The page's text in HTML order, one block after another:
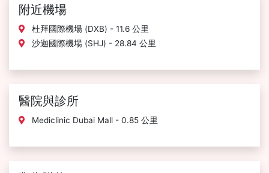
附近機場
杜拜國際機場 (DXB) - 11.6 公里
沙迦國際機場 (SHJ) - 28.84 公里
醫院與診所
Mediclinic Dubai Mall - 0.85 公里